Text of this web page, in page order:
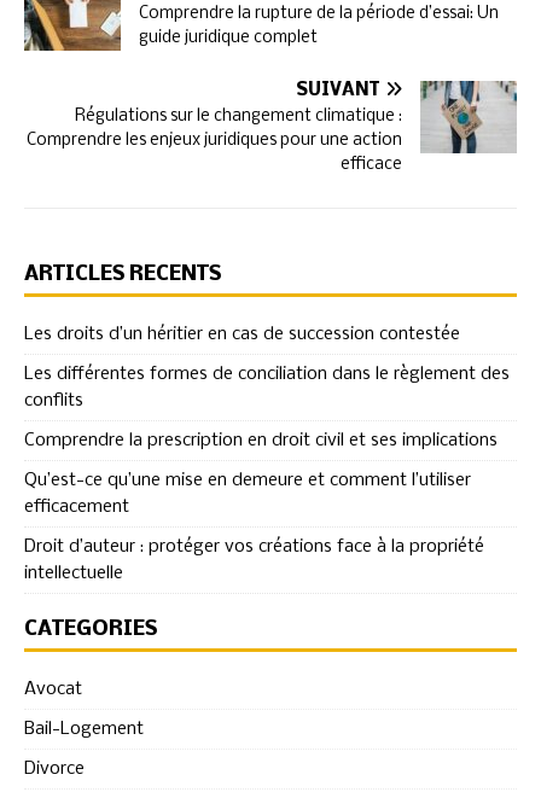
Comprendre la rupture de la période d’essai: Un
guide juridique complet
SUIVANT
Régulations sur le changement climatique :
Comprendre les enjeux juridiques pour une action
efficace
ARTICLES RÉCENTS
Les droits d’un héritier en cas de succession contestée
Les différentes formes de conciliation dans le règlement des
conflits
Comprendre la prescription en droit civil et ses implications
Qu’est-ce qu’une mise en demeure et comment l’utiliser
efficacement
Droit d’auteur : protéger vos créations face à la propriété
intellectuelle
CATÉGORIES
Avocat
Bail-Logement
Divorce